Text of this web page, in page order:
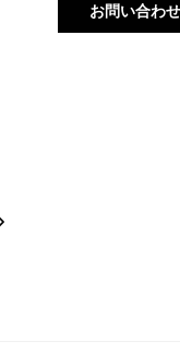
お問い合わせ